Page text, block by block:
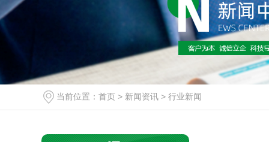
当前位置： 首页 > 新闻资讯 > 行业新闻